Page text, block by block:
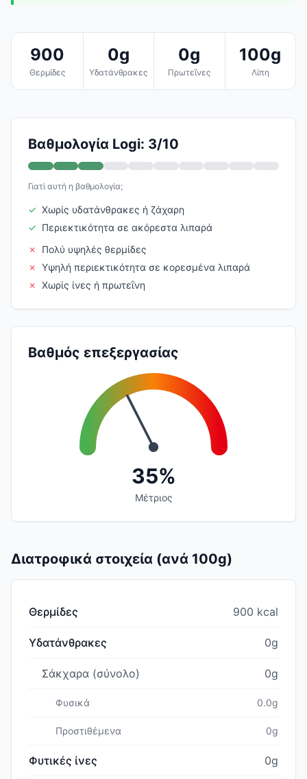
900
Θερμίδες
0g
Υδατάνθρακες
0g
Πρωτεΐνες
100g
Λίπη
Βαθμολογία Logi: 3/10
Γιατί αυτή η βαθμολογία;
✓ Χωρίς υδατάνθρακες ή ζάχαρη
✓ Περιεκτικότητα σε ακόρεστα λιπαρά
✗
Πολύ υψηλές θερμίδες
✗ Υψηλή περιεκτικότητα σε κορεσμένα λιπαρά
✗ Χωρίς ίνες ή πρωτεΐνη
Βαθμός επεξεργασίας
35%
Μέτριος
Διατροφικά στοιχεία (ανά 100g)
Θερμίδες 900 kcal
Υδατάνθρακες 0g
Σάκχαρα (σύνολο) 0g
Φυσικά 0.0g
Προστιθέμενα 0g
Φυτικές ίνες 0g